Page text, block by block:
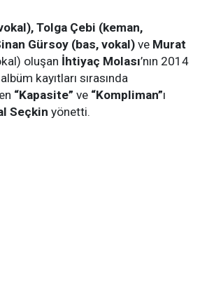
Tolga Çebi (keman,
Gürsoy (bas, vokal) ve Murat
oluşan İhtiyaç Molası’nın 2014
kayıtları sırasında
“Kapasite” ve “Kompliman”ı
Seçkin yönetti.